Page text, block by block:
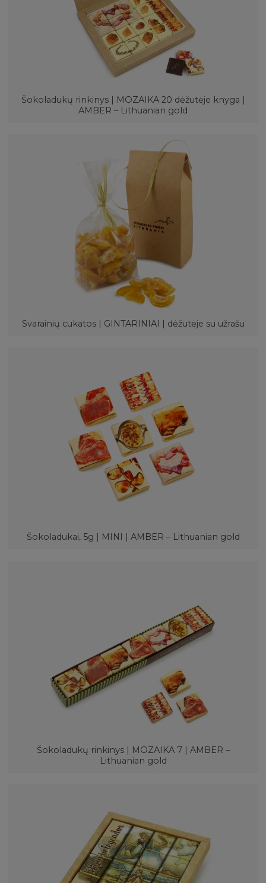
Šokoladukų rinkinys | MOZAIKA 20 dėžutėje knyga |
AMBER – Lithuanian gold
Svarainių cukatos | GINTARINIAI | dėžutėje su užrašu
Šokoladukai, 5g | MINI | AMBER – Lithuanian gold
Šokoladukų rinkinys | MOZAIKA 7 | AMBER –
Lithuanian gold